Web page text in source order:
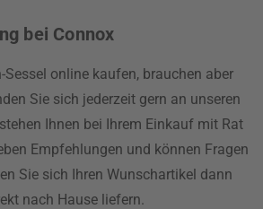
bei Connox
Sessel online kaufen, brauchen aber
Sie sich jederzeit gern an unseren
Ihnen bei Ihrem Einkauf mit Rat
Empfehlungen und können Fragen
Sie sich Ihren Wunschartikel dann
nach Hause liefern.